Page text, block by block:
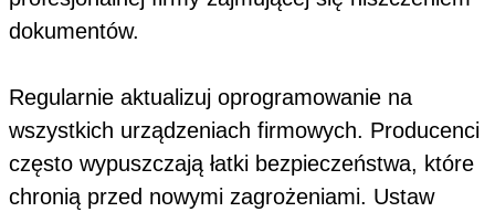
dokumentów.
Regularnie aktualizuj oprogramowanie na
wszystkich urządzeniach firmowych. Producenci
często wypuszczają łatki bezpieczeństwa, które
chronią przed nowymi zagrożeniami. Ustaw